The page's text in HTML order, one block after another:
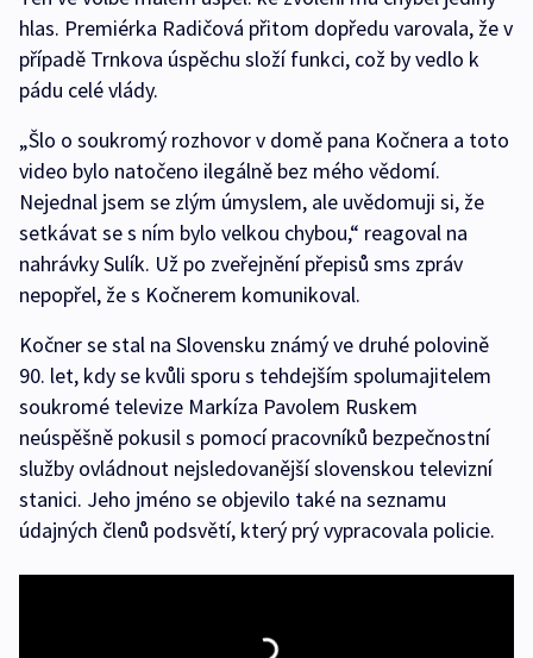
hlas. Premiérka Radičová přitom dopředu varovala, že v
případě Trnkova úspěchu složí funkci, což by vedlo k
pádu celé vlády.
„Šlo o soukromý rozhovor v domě pana Kočnera a toto
video bylo natočeno ilegálně bez mého vědomí.
Nejednal jsem se zlým úmyslem, ale uvědomuji si, že
setkávat se s ním bylo velkou chybou,“ reagoval na
nahrávky Sulík. Už po zveřejnění přepisů sms zpráv
nepopřel, že s Kočnerem komunikoval.
Kočner se stal na Slovensku známý ve druhé polovině
90. let, kdy se kvůli sporu s tehdejším spolumajitelem
soukromé televize Markíza Pavolem Ruskem
neúspěšně pokusil s pomocí pracovníků bezpečnostní
služby ovládnout nejsledovanější slovenskou televizní
stanici. Jeho jméno se objevilo také na seznamu
údajných členů podsvětí, který prý vypracovala policie.